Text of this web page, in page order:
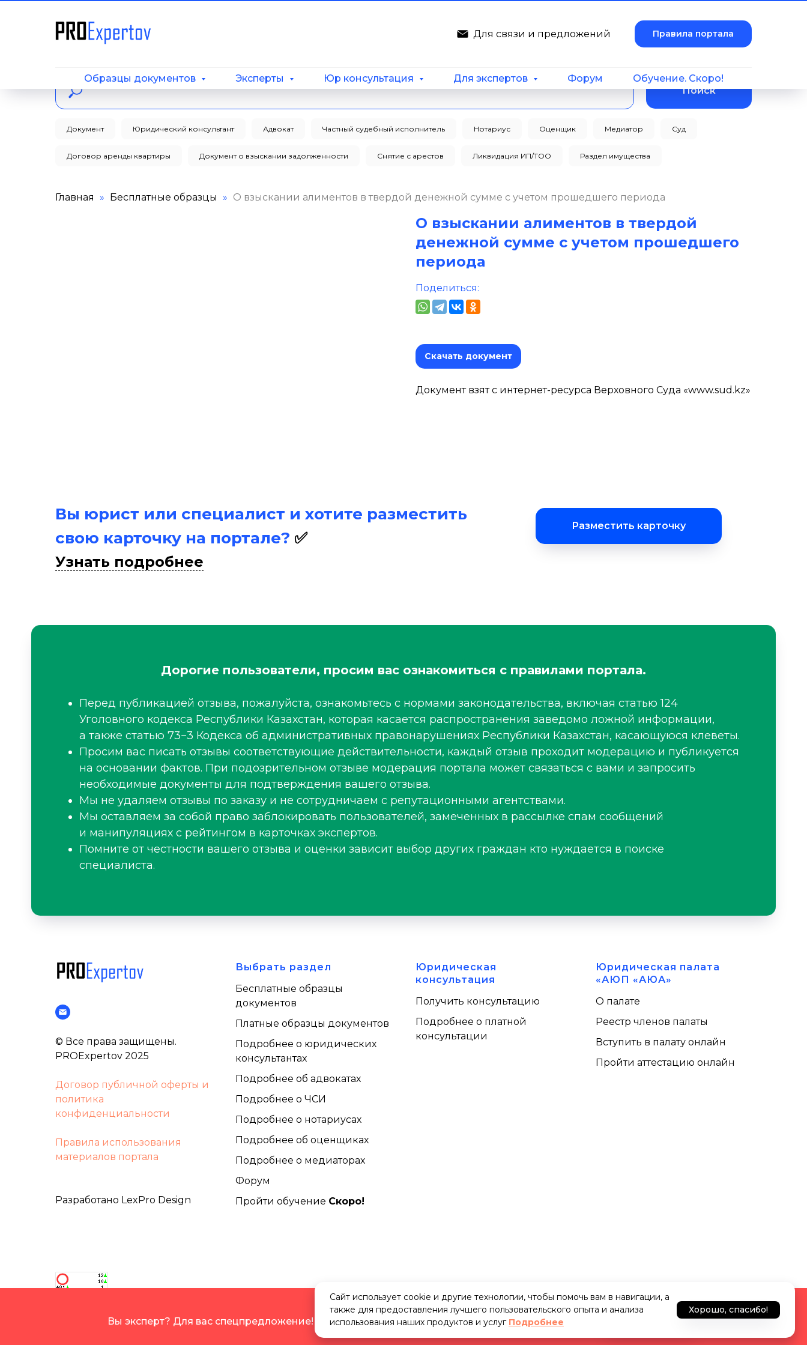
Для связи и предложений Правила портала
Образцы документов Эксперты Юр консультация Для экспертов Форум
Обучение. Скоро!
Поиск
Документ Юридический консультант Адвокат Частный судебный исполнитель Нотариус Оценщик Медиатор Суд
Договор аренды квартиры Документ о взыскании задолженности Снятие с арестов Ликвидация ИП/ТОО Раздел имущества
Главная Бесплатные образцы О взыскании алиментов в твердой денежной сумме с учетом прошедшего периода
О взыскании алиментов в твердой
денежной сумме с учетом прошедшего
периода
Поделиться:
Скачать документ
Документ взят с интернет-ресурса Верховного Суда «www.sud.kz»
Вы эксперт? Для вас спецпредложение! Бесплатноеразмещение личной карточки на портале Узнать подробнее
Сайт использует cookie и другие технологии, чтобы помочь вам в навигации, а
также для предоставления лучшего пользовательского опыта и анализа
использования наших продуктов и услуг Подробнее
Хорошо, спасибо!
Вы юрист или специалист и хотите разместить
свою карточку на портале? ✅
Разместить карточку
Узнать подробнее
Дорогие пользователи, просим вас ознакомиться с правилами портала.
Перед публикацией отзыва, пожалуйста, ознакомьтесь с нормами законодательства, включая статью 124
Уголовного кодекса Республики Казахстан, которая касается распространения заведомо ложной информации,
а также статью 73−3 Кодекса об административных правонарушениях Республики Казахстан, касающуюся клеветы.
Просим вас писать отзывы соответствующие действительности, каждый отзыв проходит модерацию и публикуется
на основании фактов. При подозрительном отзыве модерация портала может связаться с вами и запросить
необходимые документы для подтверждения вашего отзыва.
Мы не удаляем отзывы по заказу и не сотрудничаем с репутационными агентствами.
Мы оставляем за собой право заблокировать пользователей, замеченных в рассылке спам сообщений
и манипуляциях с рейтингом в карточках экспертов.
Помните от честности вашего отзыва и оценки зависит выбор других граждан кто нуждается в поиске
специалиста.
© Все права защищены.
PROExpertov 2025
Договор публичной оферты и
политика
конфиденциальности
Правила использования
материалов портала
Разработано LexPro Design
Выбрать раздел
Бесплатные образцы
документов
Платные образцы документов
Подробнее о юридических
консультантах
Подробнее об адвокатах
Подробнее о ЧСИ
Подробнее о нотариусах
Подробнее об оценщиках
Подробнее о медиаторах
Форум
Пройти обучение Скоро!
Юридическая
консультация
Получить консультацию
Подробнее о платной
консультации
Юридическая палата
«АЮП «АЮА»
О палате
Реестр членов палаты
Вступить в палату онлайн
Пройти аттестацию онлайн